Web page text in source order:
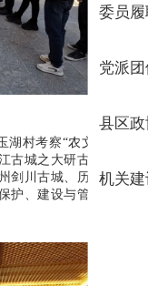
委员履
党派
县区政
机关建
湖村考察“农文旅”融
古城之 大研古城、
剑川古城、历史文
护、建设与管理